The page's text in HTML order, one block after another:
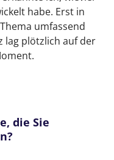
habe. Erst in
umfassend
lag plötzlich auf der
die Sie